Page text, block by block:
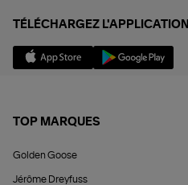
TÉLÉCHARGEZ L'APPLICATION
TOP MARQUES
Golden Goose
Jérôme Dreyfuss